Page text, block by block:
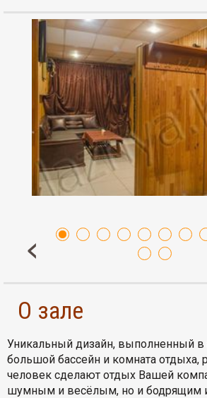
О зале
Уникальный дизайн, выполненный в
большой бассейн и комната отдыха,
человек сделают отдых Вашей
шумным и весёлым, но и бодрящим